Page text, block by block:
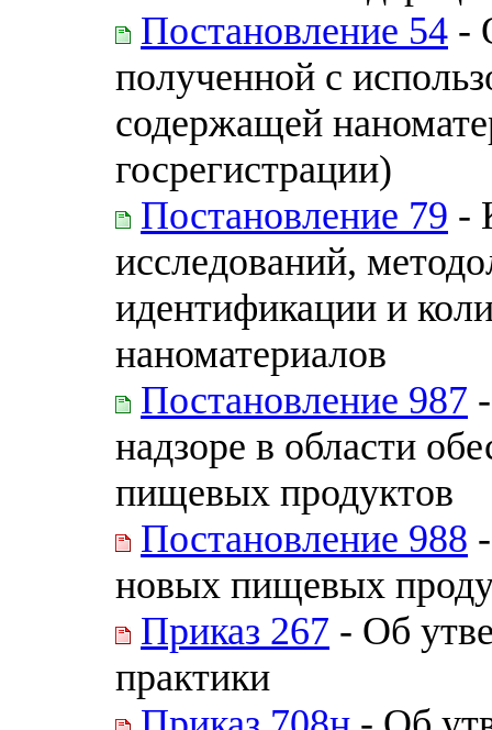
Постановление 54 -
полученной с
содержащей
госрегистрации)
Постановление 79 -
исследований,
идентификации и
наноматериалов
Постановление 987
надзоре в области
пищевых продуктов
Постановление 988
новых пищевых
Приказ 267 - Об
практики